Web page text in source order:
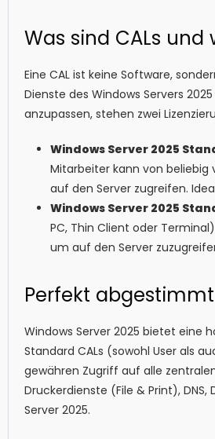
Was sind CALs
Eine CAL ist keine Software,
Dienste des Windows Servers
anzupassen, stehen zwei
Windows Server 2025
Mitarbeiter kann von beliebig
auf den Server zugreifen.
Windows Server 2025
PC, Thin Client oder
um auf den Server
Perfekt
Windows Server 2025 bietet eine
Standard CALs (sowohl User als
gewähren Zugriff auf alle
Druckerdienste (File & Print),
Server 2025.